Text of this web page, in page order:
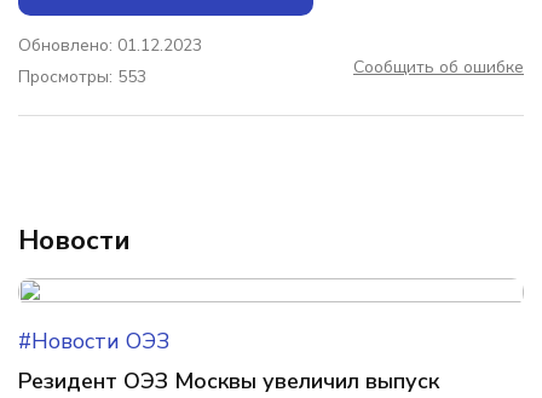
Обновлено: 01.12.2023
Просмотры: 553
Сообщить об ошибке
Новости
#Новости ОЭЗ
Резидент ОЭЗ Москвы увеличил выпуск